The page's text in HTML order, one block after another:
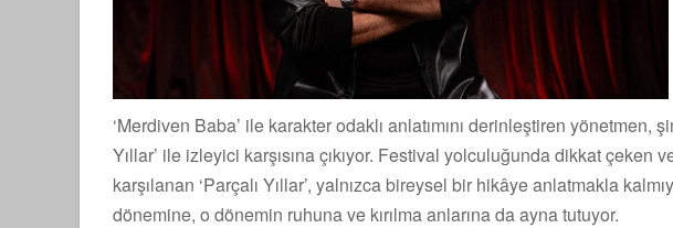
‘Merdiven Baba’ ile karakter odaklı anlatımını derinleştiren yönetmen,
Yıllar’ ile izleyici karşısına çıkıyor. Festival yolculuğunda dikkat çeken
karşılanan ‘Parçalı Yıllar’, yalnızca bireysel bir hikâye anlatmakla
dönemine, o dönemin ruhuna ve kırılma anlarına da ayna tutuyor.